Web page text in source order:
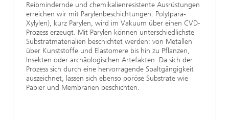
Reibmindernde und chemikalienresistente Ausrüstungen
erreichen wir mit Parylenbeschichtungen. Poly(para-
Xylylen), kurz Parylen, wird im Vakuum über einen CVD-
Prozess erzeugt. Mit Parylen können unterschiedlichste
Substratmaterialien beschichtet werden: von Metallen
über Kunststoffe und Elastomere bis hin zu Pflanzen,
Insekten oder archäologischen Artefakten. Da sich der
Prozess sich durch eine hervorragende Spaltgängigkeit
auszeichnet, lassen sich ebenso poröse Substrate wie
Papier und Membranen beschichten.